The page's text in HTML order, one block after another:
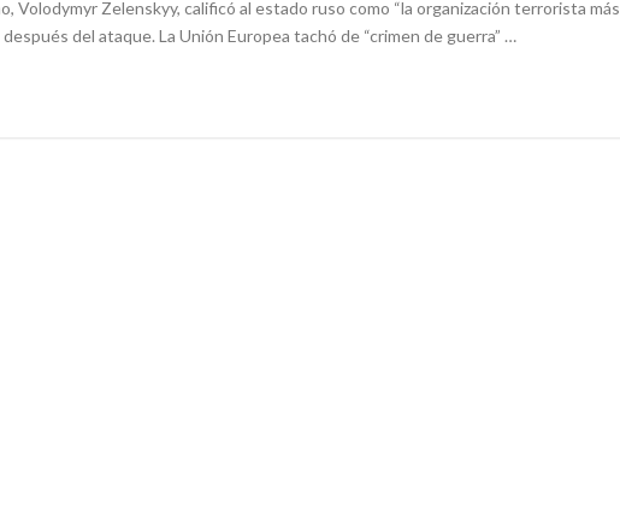
Volodymyr Zelenskyy, calificó al estado ruso como “la organización terrorista más
del ataque. La Unión Europea tachó de “crimen de guerra” …